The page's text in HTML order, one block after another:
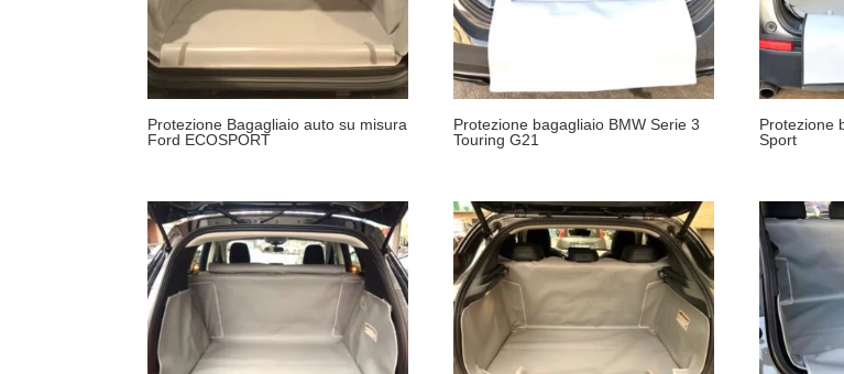
Protezione Bagagliaio auto su misura
Ford ECOSPORT
Protezione bagagliaio BMW Serie 3
Touring G21
Protezione
Sport